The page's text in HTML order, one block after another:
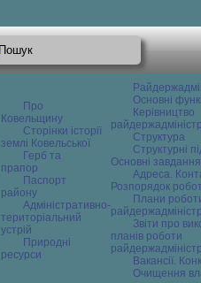
Про
Ковельщину
Сторінки історії
землі Ковельської
Герб та
прапор
Паспорт
району
Адміністративно-
територіальний
устрій
Природні
ресурси
Основні
Керівництво
Структура
Структурні
Основні завдання
Адреса.
Розпорядок
Плани
Звіти про
планів роботи
Вакансії.
Очищення